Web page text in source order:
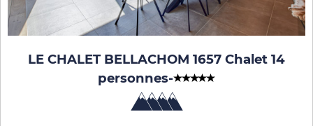
LE CHALET BELLACHOM 1657 Chalet 14
personnes-